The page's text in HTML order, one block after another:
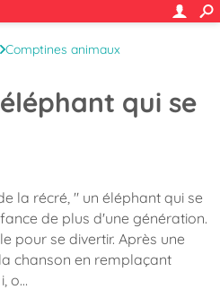
Comptines animaux
qui se
la récré, " un éléphant qui se
de plus d'une génération.
pour se divertir. Après une
chanson en remplaçant
o…